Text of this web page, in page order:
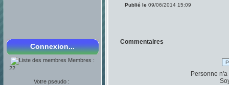
Connexion...
Membres :
22
Votre pseudo :
Publié le 09/06/2014 15:09
Commentaires
Personne